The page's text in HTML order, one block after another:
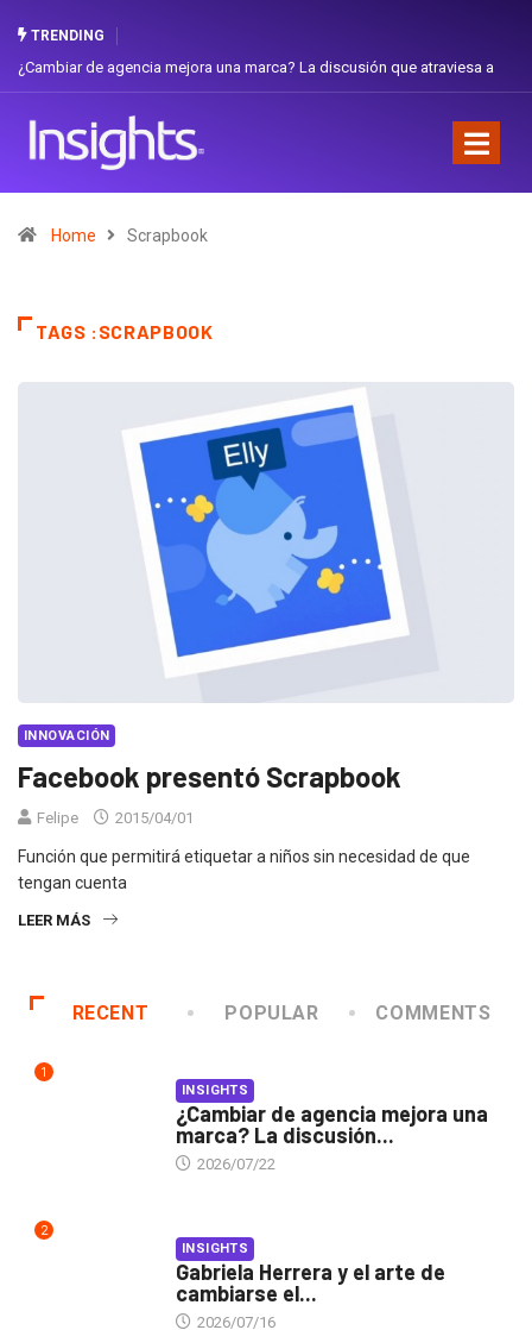
TRENDING
¿Cambiar de agencia mejora una marca? La discusión que atraviesa a
Home Scrapbook
TAGS :SCRAPBOOK
INNOVACIÓN
Facebook presentó Scrapbook
Felipe 2015/04/01
Función que permitirá etiquetar a niños sin necesidad de que
tengan cuenta
LEER MÁS
RECENT POPULAR COMMENTS
1
INSIGHTS
¿Cambiar de agencia mejora una
marca? La discusión...
2026/07/22
2
INSIGHTS
Gabriela Herrera y el arte de
cambiarse el...
2026/07/16